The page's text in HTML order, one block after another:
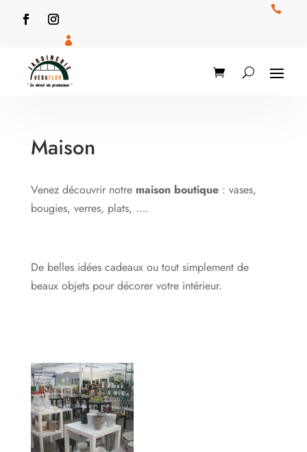


Maison
Venez découvrir notre maison boutique: vases,
bougies, verres, plats, ….
De belles idées cadeaux ou tout simplement de
beaux objets pour décorer votre intérieur.